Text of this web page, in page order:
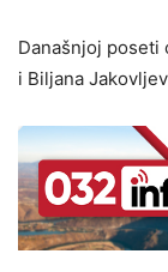
Današnjoj poseti
i Biljana